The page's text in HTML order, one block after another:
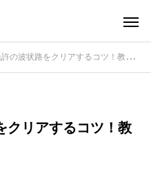
状路をクリアするコツ！教習所で失敗しないテク
クリアするコツ！教